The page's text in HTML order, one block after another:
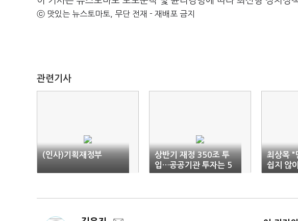
ⓒ 맛있는 뉴스토마토, 무단 전재 - 재배포 금지
관련기사
(인사)기획재정부
상반기 재정 350조 투
입…공공기관 투자는 5
5% 집행
최상목 "
쉽지 않
소세 입